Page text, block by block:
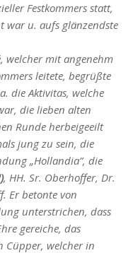
Festkommers statt,
war u. aufs glänzendste
welcher mit angenehm
leitete, begrüßte
die Aktivitas, welche
die lieben alten
Runde herbeigeeilt
jung zu sein, die
„Hollandia”, die
, HH. Sr. Oberhoffer, Dr.
Er betonte von
unterstrichen, dass
gereiche, das
Cüpper, welcher in